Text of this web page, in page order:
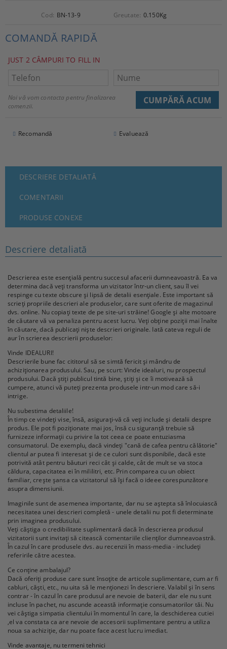
Cod: BN-13-9 Greutate: 0.150Kg
COMANDĂ RAPIDĂ
JUST 2 CÂMPURI TO FILL IN
Noi vă vom contacta pentru finalizarea
comenzii.
Recomandă Evaluează
DESCRIERE DETALIATĂ
COMENTARII
PRODUSE CONEXE
Descriere detaliată
Descrierea este esențială pentru succesul afacerii dumneavoastră. Ea va
determina dacă veți transforma un vizitator într-un client, sau îl vei
respinge cu texte obscure și lipsă de detalii esențiale. Este important să
scrieți propriile descrieri ale produselor, care sunt oferite de magazinul
dvs. online. Nu copiați texte de pe site-uri străine! Google și alte motoare
de căutare vă va penaliza pentru acest lucru. Veți obține poziții mai înalte
în căutare, dacă publicați niște descrieri originale. Iată cateva reguli de
aur în scrierea descrierii produselor:
Vinde IDEALURI!
Descrierile bune fac cititorul să se simtă fericit și mândru de
achiziționarea produsului. Sau, pe scurt: Vinde idealuri, nu prospectul
produsului. Dacă știți publicul tintă bine, știți și ce îi motivează să
cumpere, atunci vă puteți prezenta produsele intr-un mod care să-i
intrige.
Nu subestima detaliile!
În timp ce vindeți vise, însă, asigurați-vă că veți include și detalii despre
produs. Ele pot fi poziționate mai jos, însă cu siguranță trebuie să
furnizeze informații cu privire la tot ceea ce poate entuziasma
consumatorul. De exemplu, dacă vindeți "cană de cafea pentru călătorie"
clientul ar putea fi interesat și de ce culori sunt disponibile, dacă este
potrivită atât pentru băuturi reci cât și calde, cât de mult se va stoca
căldura, capacitatea ei în mililitri, etc. Prin comparea cu un obiect
familiar, crește șansa ca vizitatorul să își facă o ideee corespunzătore
asupra dimensiunii.
Imaginile sunt de asemenea importante, dar nu se aștepta să înlocuiască
necesitatea unei descrieri completă - unele detalii nu pot fi determinate
prin imaginea produsului.
Veți câștiga o credibilitate suplimentară dacă în descrierea produsul
vizitatorii sunt invitați să citească comentariile clienților dumneavoastră.
În cazul în care produsele dvs. au recenzii în mass-media - includeți
referirile către acestea.
Ce conține ambalajul?
Dacă oferiți produse care sunt însoțite de articole suplimentare, cum ar fi
cabluri, căști, etc., nu uita să le menționezi în descriere. Valabil și în sens
contrar - în cazul în care produsul are nevoie de baterii, dar ele nu sunt
incluse în pachet, nu ascunde această informație consumatorilor tăi. Nu
vei câștiga simpatia clientului în momentul în care, la deschiderea cutiei
,el va constata ca are nevoie de accesorii suplimentare pentru a utiliza
noua sa achiziție, dar nu poate face acest lucru imediat.
Vinde avantaje, nu termeni tehnici